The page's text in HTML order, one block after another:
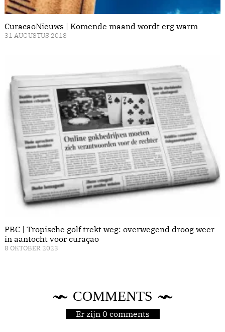
CuracaoNieuws | Komende maand wordt erg warm
31 AUGUSTUS 2018
PBC | Tropische golf trekt weg: overwegend droog weer
in aantocht voor curaçao
8 OKTOBER 2023
COMMENTS
Er zijn 0 comments